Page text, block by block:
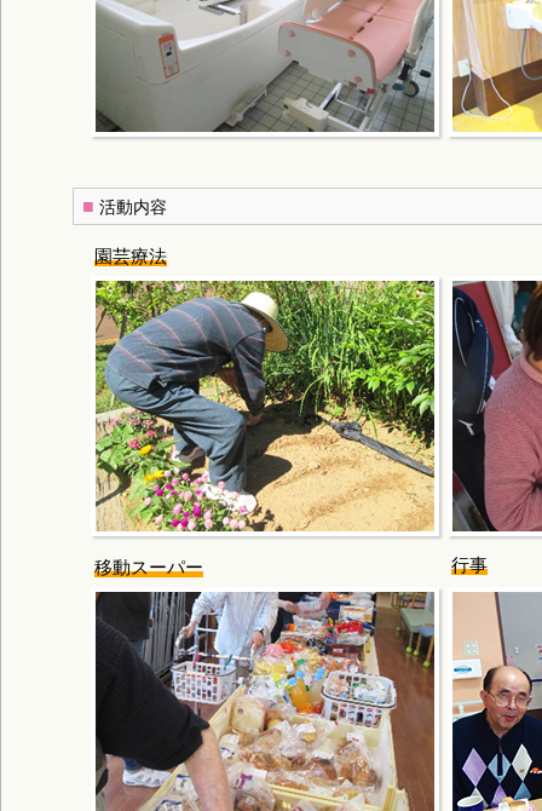
■ 活動内容
園芸療法
移動スーパー 行事